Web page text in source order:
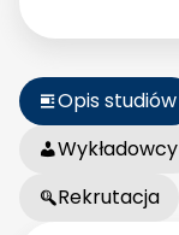
Opis studiów
Wykładowcy
Rekrutacja